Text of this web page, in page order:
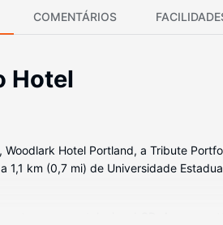
COMENTÁRIOS
Hotel
Woodlark Hotel Portland, a Tribute
1,1 km (0,7 mi) de Universidade